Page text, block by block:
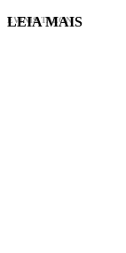
EVINIS TALON
LEIA MAIS